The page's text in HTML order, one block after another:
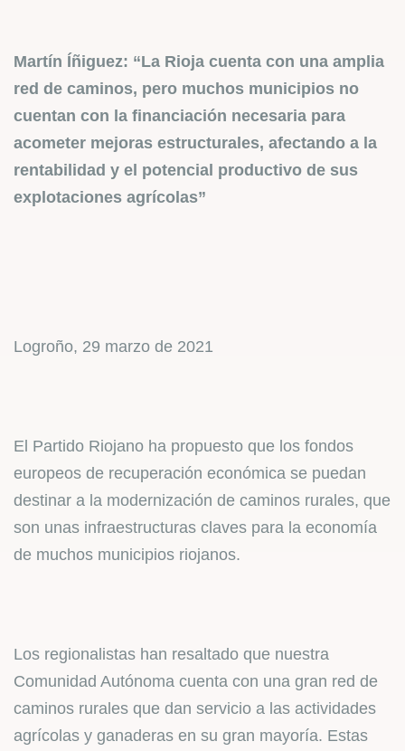
Martín Íñiguez: “La Rioja cuenta con una amplia
red de caminos, pero muchos municipios no
cuentan con la financiación necesaria para
acometer mejoras estructurales, afectando a la
rentabilidad y el potencial productivo de sus
explotaciones agrícolas”
Logroño, 29 marzo de 2021
El Partido Riojano ha propuesto que los fondos
europeos de recuperación económica se puedan
destinar a la modernización de caminos rurales, que
son unas infraestructuras claves para la economía
de muchos municipios riojanos.
Los regionalistas han resaltado que nuestra
Comunidad Autónoma cuenta con una gran red de
caminos rurales que dan servicio a las actividades
agrícolas y ganaderas en su gran mayoría. Estas